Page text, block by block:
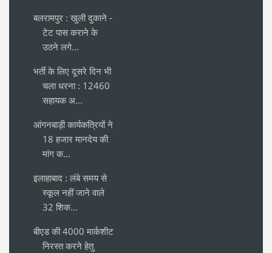
बलरामपुर : खुली दुकाने -
टेट पास कराने के
उठने लगे...
भर्ती के लिए दूसरे दिन भी
चला धरना : 12460
सहायक अ...
आंगनबाड़ी कार्यकत्रियों ने
18 हजार मानदेय की
मांग क...
इलाहाबाद : लंबे समय से
स्कूल नहीं जाने वाले
32 शिक...
बीएड की 4000 मार्कशीट
निरस्त करने हेतु